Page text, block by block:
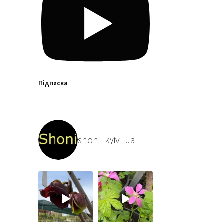
Підписка
shoni_kyiv_ua